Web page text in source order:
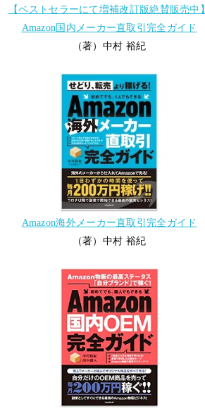
【ベストセラーにて増補改訂版絶賛販売中】
Amazon国内メーカー直取引完全ガイド
（著）中村 裕紀
Amazon海外メーカー直取引完全ガイド
（著）中村 裕紀